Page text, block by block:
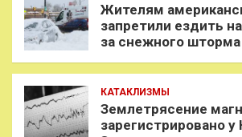
Жителям
запретили ездить
за снежного шторма
КАТАКЛИЗМЫ
Землетрясение
зарегистрировано у